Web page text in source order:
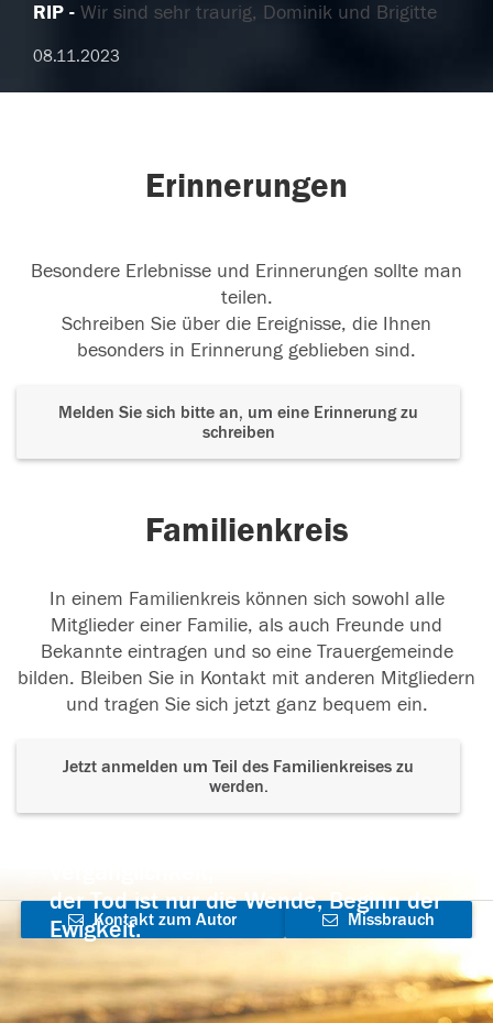
RIP Wir sind sehr traurig, Dominik und Brigitte
08.11.2023
Erinnerungen
Besondere Erlebnisse und Erinnerungen sollte man
teilen.
Schreiben Sie über die Ereignisse, die Ihnen
besonders in Erinnerung geblieben sind.
Melden Sie sich bitte an, um eine Erinnerung zu
schreiben
Familienkreis
In einem Familienkreis können sich sowohl alle
Mitglieder einer Familie, als auch Freunde und
Bekannte eintragen und so eine Trauergemeinde
bilden. Bleiben Sie in Kontakt mit anderen Mitgliedern
und tragen Sie sich jetzt ganz bequem ein.
Jetzt anmelden um Teil des Familienkreises zu
werden.
der Tod ist nur die Wende, Beginn der
Ewigkeit.
Kontakt zum Autor
aufnehmen
Missbrauch